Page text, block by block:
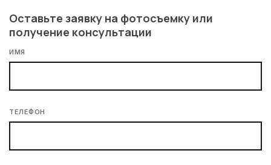
Оставьте заявку на фотосъемку или
получение консультации
ИМЯ
ТЕЛЕФОН